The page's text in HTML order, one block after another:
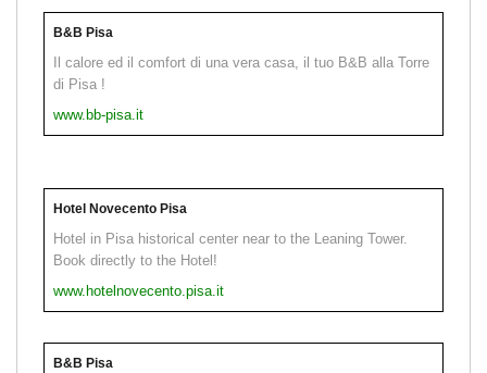
B&B Pisa
Il calore ed il comfort di una vera casa, il tuo B&B alla Torre
di Pisa !
www.bb-pisa.it
Hotel Novecento Pisa
Hotel in Pisa historical center near to the Leaning Tower.
Book directly to the Hotel!
www.hotelnovecento.pisa.it
B&B Pisa